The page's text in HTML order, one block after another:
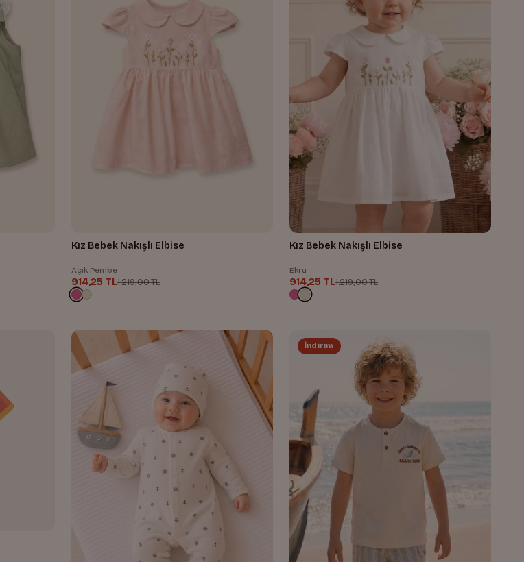
Kız Bebek Nakışlı Elbise
Açık Pembe
914,25 TL1.219,00 TL
Kız Bebek Nakışlı Elbise
Ekru
914,25 TL1.219,00 TL
İndirim